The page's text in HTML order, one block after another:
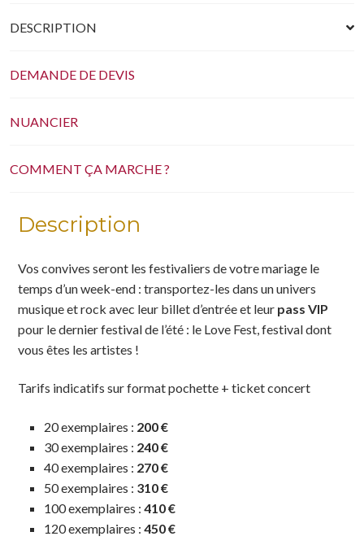
DESCRIPTION
DEMANDE DE DEVIS
NUANCIER
COMMENT ÇA MARCHE ?
Description
Vos convives seront les festivaliers de votre mariage le
temps d’un week-end : transportez-les dans un univers
musique et rock avec leur billet d’entrée et leur pass VIP
pour le dernier festival de l’été : le Love Fest, festival dont
vous êtes les artistes !
Tarifs indicatifs sur format pochette + ticket concert
20 exemplaires : 200 €
30 exemplaires : 240 €
40 exemplaires : 270 €
50 exemplaires : 310 €
100 exemplaires : 410 €
120 exemplaires : 450 €